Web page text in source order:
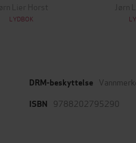
Jørn Lier Horst
LYDBOK
Jørn
DRM-beskyttelse
ISBN 9788202795290